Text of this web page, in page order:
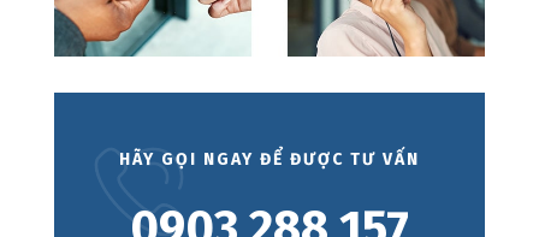
HÃY GỌI NGAY ĐỂ ĐƯỢC TƯ VẤN